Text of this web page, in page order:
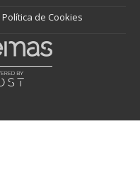
Política de Cookies